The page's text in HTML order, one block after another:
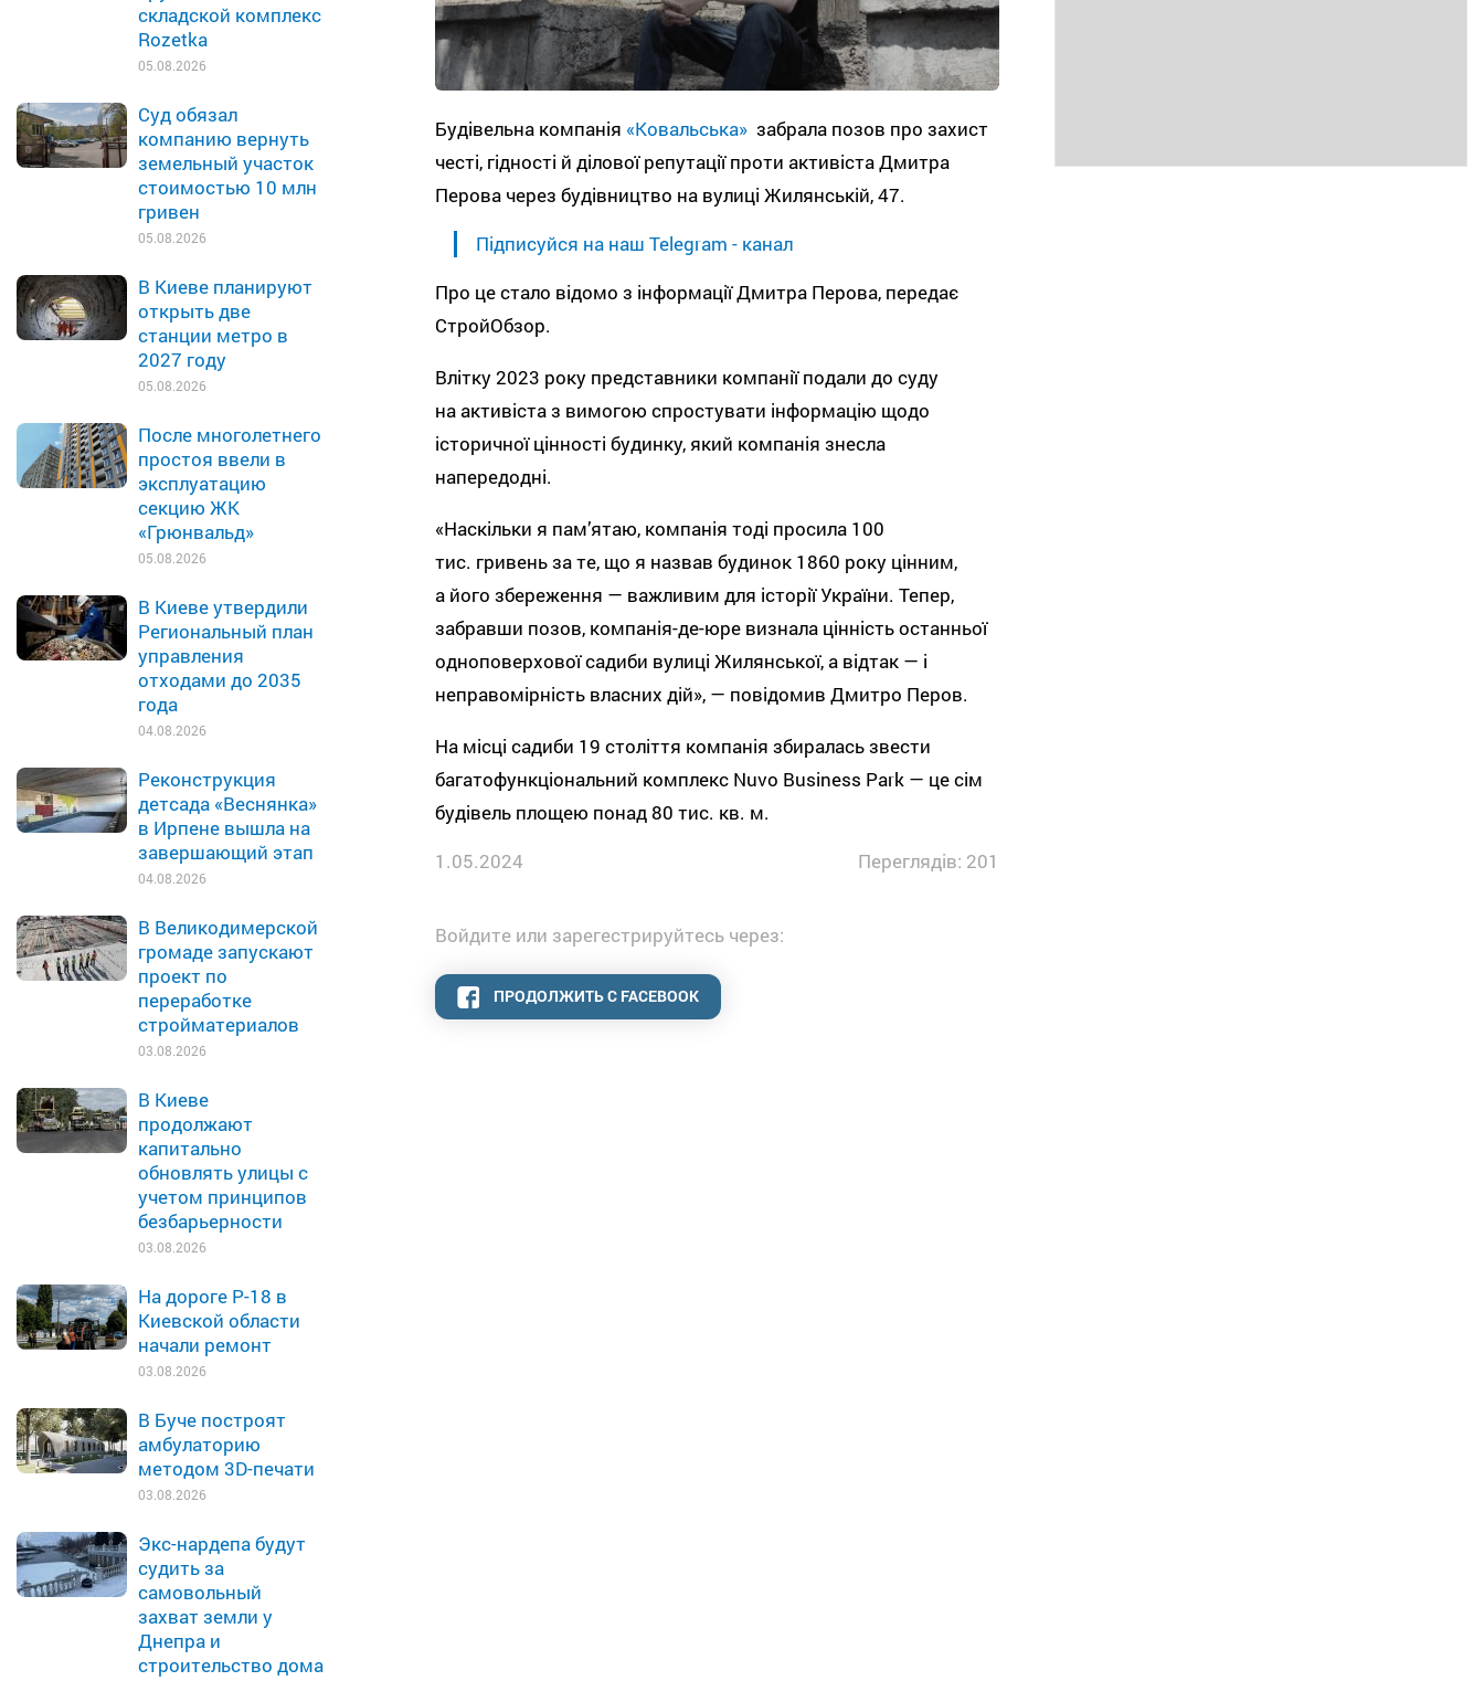
складской комплекс
Rozetka
05.08.2026
Суд обязал
компанию вернуть
земельный участок
стоимостью 10 млн
гривен
05.08.2026
В Киеве планируют
открыть две
станции метро в
2027 году
05.08.2026
После многолетнего
простоя ввели в
эксплуатацию
секцию ЖК
«Грюнвальд»
05.08.2026
В Киеве утвердили
Региональный план
управления
отходами до 2035
года
04.08.2026
Реконструкция
детсада «Веснянка»
в Ирпене вышла на
завершающий этап
04.08.2026
В Великодимерской
громаде запускают
проект по
переработке
стройматериалов
03.08.2026
В Киеве
продолжают
капитально
обновлять улицы с
учетом принципов
безбарьерности
03.08.2026
На дороге Р-18 в
Киевской области
начали ремонт
03.08.2026
В Буче построят
амбулаторию
методом 3D-печати
03.08.2026
Экс-нардепа будут
судить за
самовольный
захват земли у
Днепра и
строительство дома
Будівельна компанія «Ковальська»забрала позов про захист
честі, гідності й ділової репутації проти активіста Дмитра
Перова через будівництво на вулиці Жилянській, 47.
Підписуйся на наш Telegram - канал
Про це стало відомо з інформації Дмитра Перова, передає
СтройОбзор.
Влітку 2023 року представники компанії подали до суду
на активіста з вимогою спростувати інформацію щодо
історичної цінності будинку, який компанія знесла
напередодні.
«Наскільки я памʼятаю, компанія тоді просила 100
тис. гривень за те, що я назвав будинок 1860 року цінним,
а його збереження — важливим для історії України. Тепер,
забравши позов, компанія-де-юре визнала цінність останньої
одноповерхової садиби вулиці Жилянської, а відтак — і
неправомірність власних дій», — повідомив Дмитро Перов.
На місці садиби 19 століття компанія збиралась звести
багатофункціональний комплекс Nuvo Business Park — це сім
будівель площею понад 80 тис. кв. м.
1.05.2024
Переглядів: 201
Войдите или зарегестрируйтесь через:
ПРОДОЛЖИТЬ С FACEBOOK